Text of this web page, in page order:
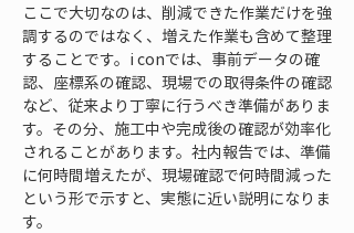
ここで大切なのは、削減できた作業だけを強
調するのではなく、増えた作業も含めて整理
することです。i conでは、事前データの確
認、座標系の確認、現場での取得条件の確認
など、従来より丁寧に行うべき準備がありま
す。その分、施工中や完成後の確認が効率化
されることがあります。社内報告では、準備
に何時間増えたが、現場確認で何時間減った
という形で示すと、実態に近い説明になりま
す。